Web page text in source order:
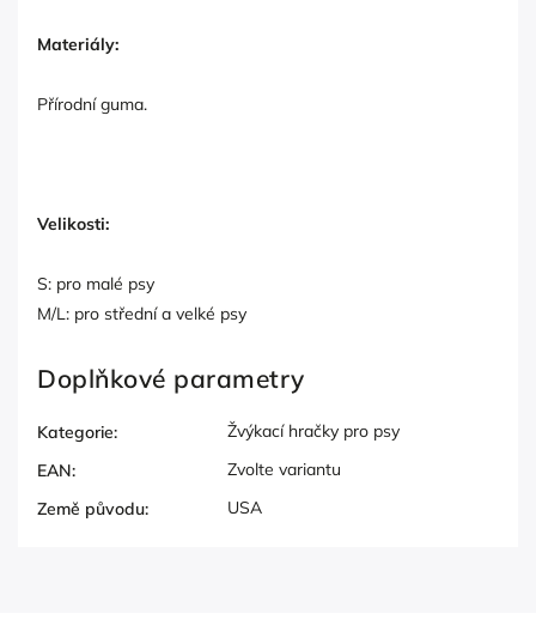
Materiály:
Přírodní guma.
Velikosti:
S: pro malé psy
M/L: pro střední a velké psy
Doplňkové parametry
Kategorie:
Žvýkací hračky pro psy
EAN:
Zvolte variantu
Země původu: USA